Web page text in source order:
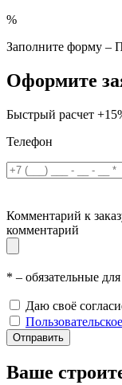
%
Заполните форму –
Оформите
Быстрый расчет
Телефон
Комментарий к
комментарий
* – обязательные
Даю своё
Отправить
Ваше